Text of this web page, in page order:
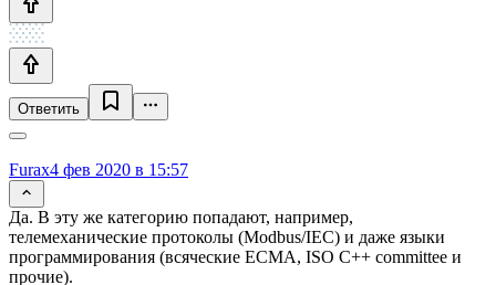
Ответить
Furax4 фев 2020 в 15:57
Да. В эту же категорию попадают, например,
телемеханические протоколы (Modbus/IEC) и даже языки
программирования (всяческие ECMA, ISO C++ committee и
прочие).